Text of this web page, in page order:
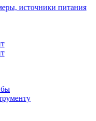
источники питания